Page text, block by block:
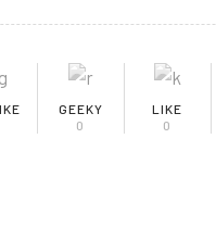
GEEKY
0
LIKE
0